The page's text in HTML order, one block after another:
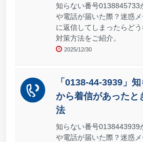
知らない番号0138845733
や電話が届いた際？迷惑
に返信してしまったらど
対策方法をご紹介。
2025/12/30
「0138-44-3939」
から着信があったと
法
知らない番号0138443939
や電話が届いた際？迷惑